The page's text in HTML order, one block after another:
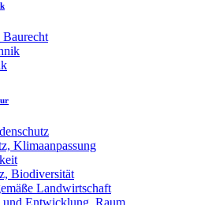
Baurecht
Klimaanpassung
Biodiversität
Landwirtschaft